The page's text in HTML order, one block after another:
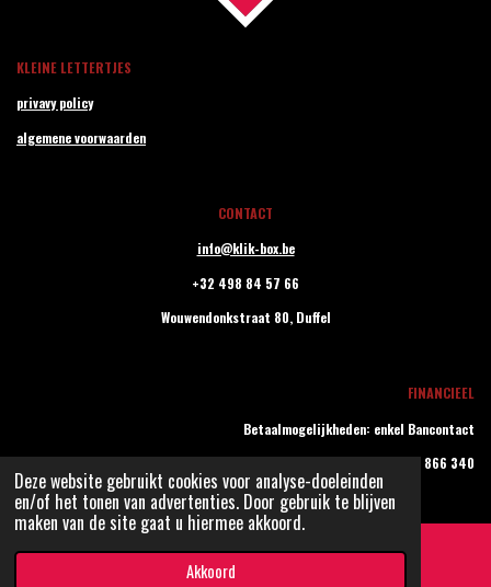
Deze website gebruikt cookies voor analyse-doeleinden
en/of het tonen van advertenties. Door gebruik te blijven
maken van de site gaat u hiermee akkoord.
Akkoord
KLEINE LETTERTJES
privavy policy
algemene voorwaarden
CONTACT
info@klik-box.be
+32 498 84 57 66
Wouwendonkstraat 80, Duffel
FINANCIEEL
Betaalmogelijkheden: enkel Bancontact
BTW BE0779 866 340
© 2022 - 2026 klik-box